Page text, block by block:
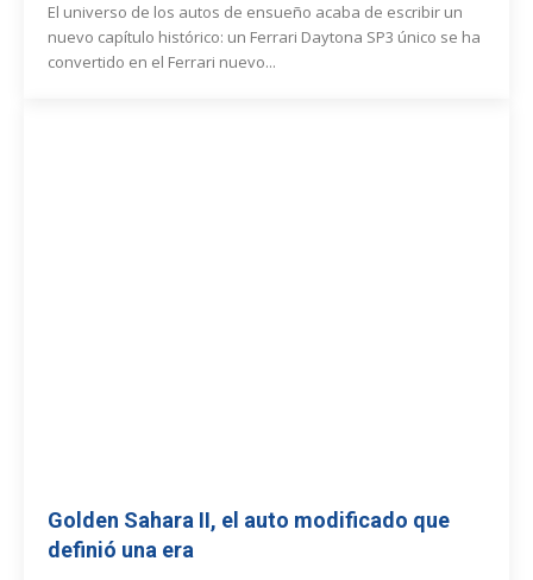
El universo de los autos de ensueño acaba de escribir un
nuevo capítulo histórico: un Ferrari Daytona SP3 único se ha
convertido en el Ferrari nuevo...
Golden Sahara II, el auto modificado que
definió una era